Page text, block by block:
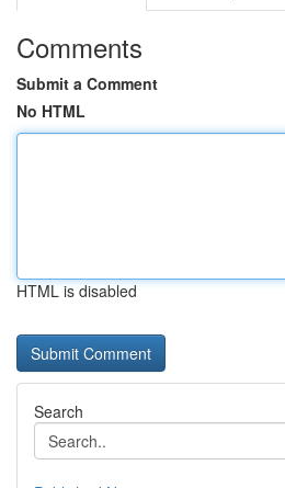
Comments
Submit a Comment
No HTML
HTML is disabled
Search